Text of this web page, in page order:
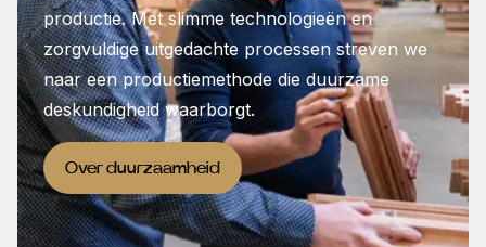
productie. Met slimme technologieën en
zorgvuldige uitgedachte processen streven we
naar een productiemethode die duurzame
deskundigheid waarborgt.
Over duurzaamheid